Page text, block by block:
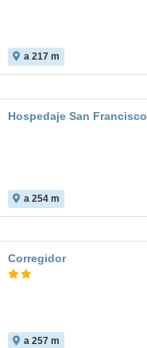
a 217 m
Hospedaje San Francisco
a 254 m
Corregidor
a 257 m